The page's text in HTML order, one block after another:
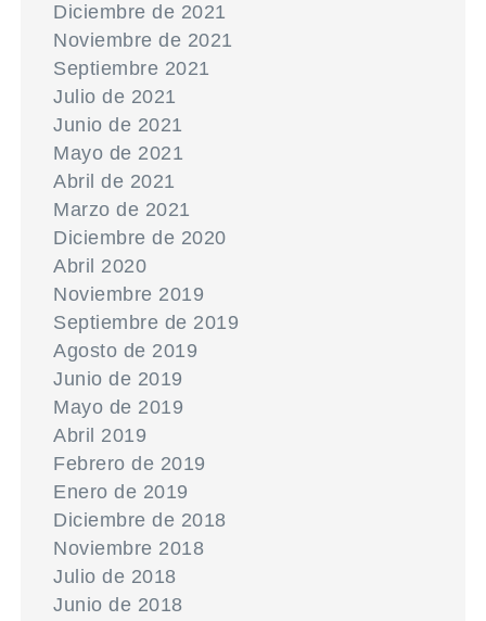
Diciembre de 2021
Noviembre de 2021
Septiembre 2021
Julio de 2021
Junio de 2021
Mayo de 2021
Abril de 2021
Marzo de 2021
Diciembre de 2020
Abril 2020
Noviembre 2019
Septiembre de 2019
Agosto de 2019
Junio de 2019
Mayo de 2019
Abril 2019
Febrero de 2019
Enero de 2019
Diciembre de 2018
Noviembre 2018
Julio de 2018
Junio de 2018